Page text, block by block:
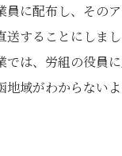
員に配布し、その
送することにしま
では、労組の役員
地域がわからない